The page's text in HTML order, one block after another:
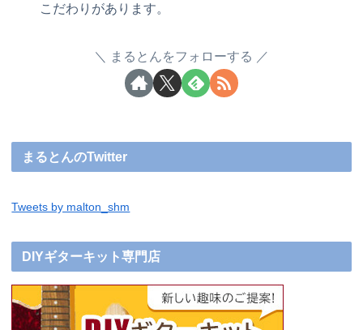
こだわりがあります。
まるとんをフォローする
まるとんのTwitter
Tweets by malton_shm
DIYギターキット専門店